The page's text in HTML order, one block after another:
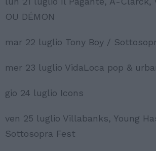
OU DÉMON
mar 22 luglio Tony Boy /
mer 23 luglio VidaLoca pop &
gio 24 luglio Icons
ven 25 luglio Villabanks, Young
Sottosopra Fest